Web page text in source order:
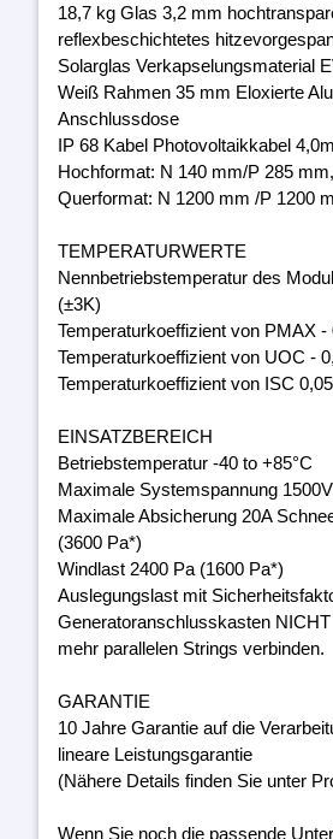
18,7 kg Glas 3,2 mm
reflexbeschichtetes
Solarglas Verkapselungsmaterial
Weiß Rahmen 35 mm Eloxierte
Anschlussdose
IP 68 Kabel Photovoltaikkabel
Hochformat: N 140 mm/P 285 mm,
Querformat: N 1200 mm /P 1200
TEMPERATURWERTE
Nennbetriebstemperatur des
(±3K)
Temperaturkoeffizient von PMAX -
Temperaturkoeffizient von UOC -
Temperaturkoeffizient von ISC
EINSATZBEREICH
Betriebstemperatur -40 to +85°C
Maximale Systemspannung
Maximale Absicherung 20A
(3600 Pa*)
Windlast 2400 Pa (1600 Pa*)
Auslegungslast mit
Generatoranschlusskasten
mehr parallelen Strings verbinden.
GARANTIE
10 Jahre Garantie auf die
lineare Leistungsgarantie
(Nähere Details finden Sie unter
Wenn Sie noch die passende